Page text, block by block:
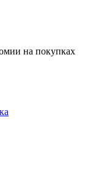
на покупках